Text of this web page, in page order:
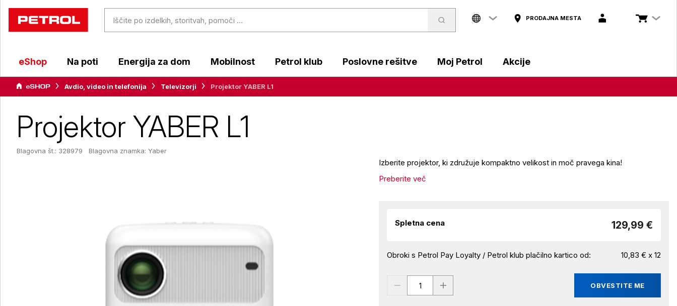
PRODAJNA MESTA
eShop Na poti Energija za dom Mobilnost Petrol klub Poslovne rešitve Moj Petrol Akcije
Avdio, video in telefonija Televizorji Projektor YABER L1
Projektor YABER L1
Blagovna št.: 328979 Blagovna znamka: Yaber
Izberite projektor, ki združuje kompaktno velikost in moč pravega kina!
Preberite več
Spletna cena 129,99 €
Obroki s Petrol Pay Loyalty / Petrol klub plačilno kartico od: 10,83 € x 12
OBVESTITE ME